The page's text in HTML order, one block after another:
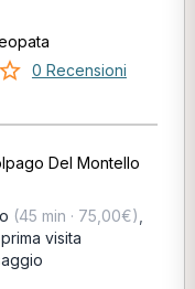
0 Recensioni
Del Montello
(45 min · 75,00€)
prima visita